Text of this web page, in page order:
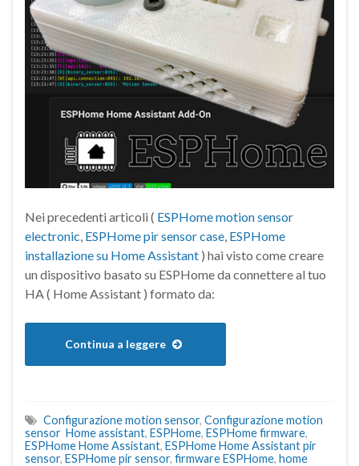
Nei precedenti articoli ( ESPHome motion sensor
electronic, ESPHome pir sensor case, ESPHome
installazione su Home Assistant ) hai visto come creare
un dispositivo basato su ESPHome da connettere al tuo
HA ( Home Assistant ) formato da:
Continua a leggere
Configurazione motion sensor, Configurazione motion
sensor Home assistant, ESPHome, ESPHome firmware,
ESPHome Home Assistant, ESPHome Home Assistant pir
sensor, ESPHome pir sensor, firmware ESPHome, home